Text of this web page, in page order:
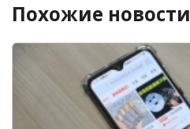
Похожие новости